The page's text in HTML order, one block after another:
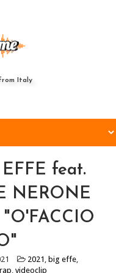
Italy
feat.
NERONE
2021 , big effe,
rap,videoclip